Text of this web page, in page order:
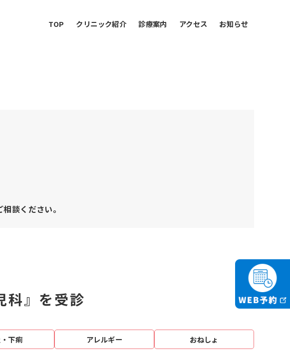
TOP クリニック紹介 診療案内 アクセス お知らせ
談ください。
科』を受診
下痢 アレルギー おねしょ